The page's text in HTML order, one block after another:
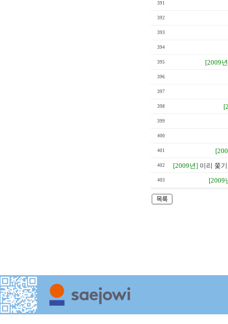
391
392
393
394
395 [2009
396
397
398
399
400
401
402 [2009년] 이리 쫓
403 [2009